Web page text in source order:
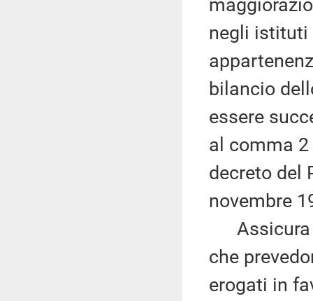
negli istituti
bilancio
essere
al comma
decreto del
novembre
Assicura
che
erogati in